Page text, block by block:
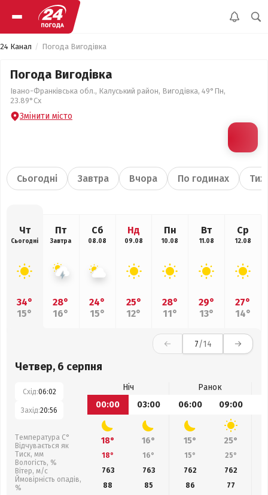
24 Канал Погода Вигодівка
Погода Вигодівка
Івано-Франківська обл., Калуський район, Вигодівка, 49°Пн,
23.89°Сх
Змінити місто
Сьогодні Завтра Вчора По годинах
Чт
Сьогодні
34°
15°
Пт
Завтра
28°
16°
Сб
08.08
24°
15°
Нд
09.08
25°
12°
Пн
10.08
28°
11°
Вт
11.08
29°
13°
Ср
12.08
27°
14°
7/14
Четвер, 6 серпня
Схід:06:02
Захід:20:56
Температура С°
Відчувається як
Тиск, мм
Вологість, %
Вітер, м/с
Ймовірність опадів,
%
Ніч
Ранок
00:00
03:00 06:00 09:00
18° 16° 15° 25°
18° 16° 15° 25°
763
763 762 762
88
85 86 77